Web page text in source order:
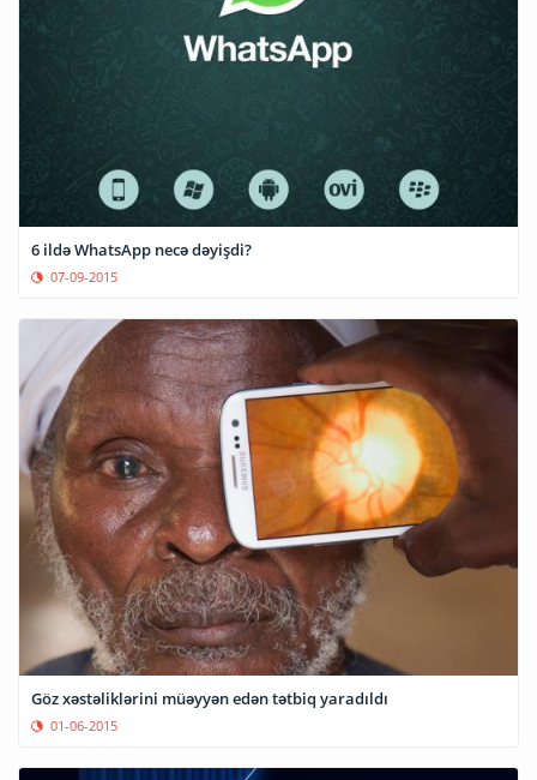
6 ildə WhatsApp necə dəyişdi?
07-09-2015
Göz xəstəliklərini müəyyən edən tətbiq yaradıldı
01-06-2015